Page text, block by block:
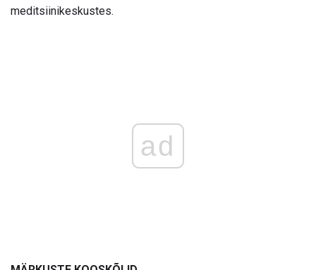
meditsiinikeskustes.
ad